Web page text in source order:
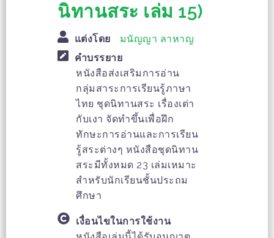
นิทานสระ เล่ม 15)
แต่งโดย
มนัญญา ลาหาญ
คำบรรยาย
หนังสือส่งเสริมการอ่าน
กลุ่มสาระการเรียนรู้ภาษา
ไทย ชุดนิทานสระ เรื่องเต่า
กับเงา จัดทำขึ้นเพื่อฝึก
ทักษะการอ่านและการเรียน
รู้สระต่างๆ หนังสือชุดนิทาน
สระมีทั้งหมด 23 เล่มเหมาะ
สำหรับนักเรียนชั้นประถม
ศึกษา
เงื่อนไขในการใช้งาน